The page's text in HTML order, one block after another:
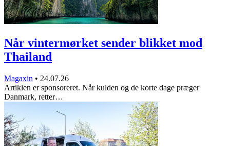
Når vintermørket sender blikket mod
Thailand
Magaxin • 24.07.26
Artiklen er sponsoreret. Når kulden og de korte dage præger
Danmark, retter…